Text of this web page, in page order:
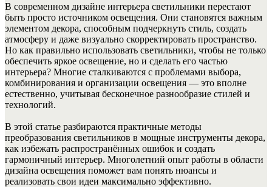
В современном дизайне интерьера светильники перестают
быть просто источником освещения. Они становятся важным
элементом декора, способным подчеркнуть стиль, создать
атмосферу и даже визуально скорректировать пространство.
Но как правильно использовать светильники, чтобы не только
обеспечить яркое освещение, но и сделать его частью
интерьера? Многие сталкиваются с проблемами выбора,
комбинирования и организации освещения — это вполне
естественно, учитывая бесконечное разнообразие стилей и
технологий.
В этой статье разбираются практичные методы
преобразования светильников в мощные инструменты декора,
как избежать распространённых ошибок и создать
гармоничный интерьер. Многолетний опыт работы в области
дизайна освещения поможет вам понять нюансы и
реализовать свои идеи максимально эффективно.